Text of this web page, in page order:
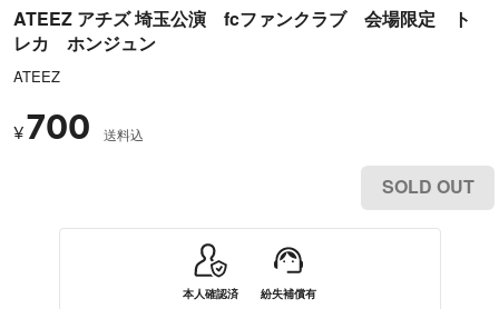
ATEEZ アチズ 埼玉公演 fcファンクラブ 会場限定 ト
レカ ホンジュン
ATEEZ
¥700 送料込
SOLD OUT
本人確認済 紛失補償有